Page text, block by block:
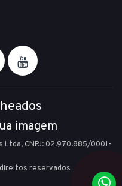
imagem
Ltda, CNPJ: 02.970.885/0001-
reservados